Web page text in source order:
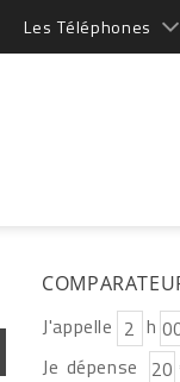
Les Téléphones
J'appelle h
Je dépense